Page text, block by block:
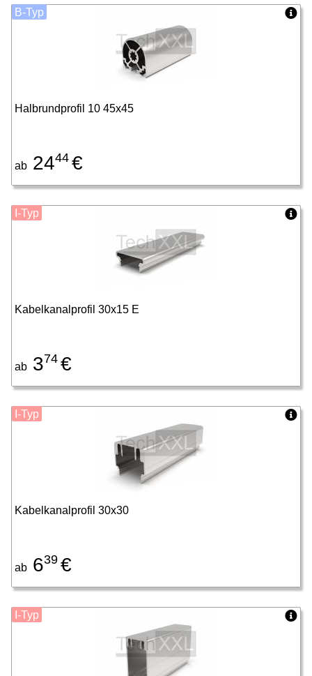
Halbrundprofil 10 45x45
ab 2444 €
B-Typ
Kabelkanalprofil 30x15 E
ab 374 €
I-Typ
Kabelkanalprofil 30x30
ab 639 €
I-Typ
I-Typ